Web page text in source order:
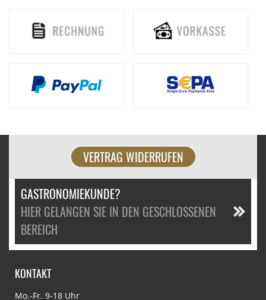
VERTRAG WIDERRUFEN
GASTRONOMIEKUNDE?
HIER GELANGEN SIE IN DEN GESCHLOSSENEN
BEREICH
KONTAKT
Mo.-Fr. 9-18 Uhr